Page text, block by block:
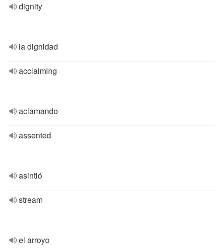
dignity
la dignidad
acclaiming
aclamando
assented
asintió
stream
el arroyo